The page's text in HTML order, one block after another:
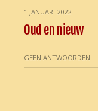
1 JANUARI 2022
Oud en nieuw
GEEN ANTWOORDEN